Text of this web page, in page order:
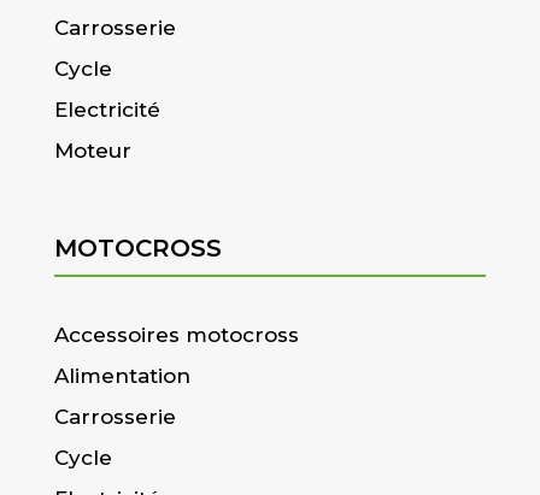
Carrosserie
Cycle
Electricité
Moteur
MOTOCROSS
Accessoires motocross
Alimentation
Carrosserie
Cycle